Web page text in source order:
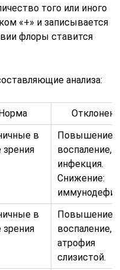
того или иного
«+» и записывается
флоры ставится
анализа:
в
зрения
Повышение:
воспаление,
инфекция.
Снижение:
в
зрения
Повышение:
воспаление,
атрофия
слизистой.